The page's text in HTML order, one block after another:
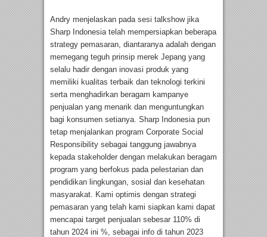
Andry menjelaskan pada sesi talkshow jika
Sharp Indonesia telah mempersiapkan beberapa
strategy pemasaran, diantaranya adalah dengan
memegang teguh prinsip merek Jepang yang
selalu hadir dengan inovasi produk yang
memiliki kualitas terbaik dan teknologi terkini
serta menghadirkan beragam kampanye
penjualan yang menarik dan menguntungkan
bagi konsumen setianya. Sharp Indonesia pun
tetap menjalankan program Corporate Social
Responsibility sebagai tanggung jawabnya
kepada stakeholder dengan melakukan beragam
program yang berfokus pada pelestarian dan
pendidikan lingkungan, sosial dan kesehatan
masyarakat. Kami optimis dengan strategi
pemasaran yang telah kami siapkan kami dapat
mencapai target penjualan sebesar 110% di
tahun 2024 ini %, sebagai info di tahun 2023